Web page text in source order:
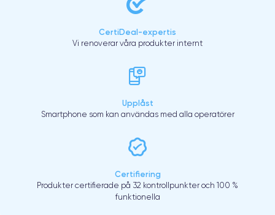
CertiDeal-expertis
Vi renoverar våra produkter internt
Upplåst
Smartphone som kan användas med alla operatörer
Certifiering
Produkter certifierade på 32 kontrollpunkter och 100 %
funktionella